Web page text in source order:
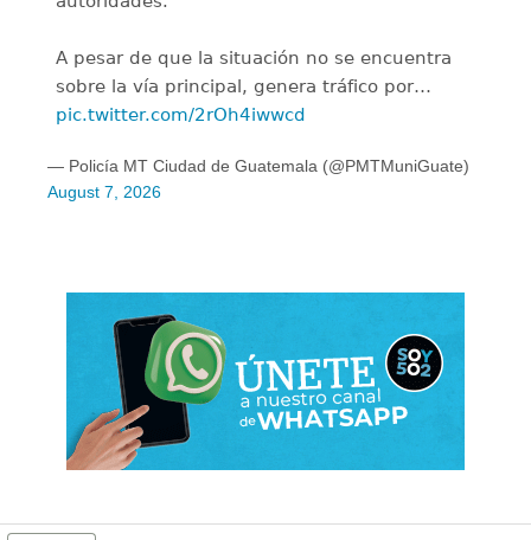
A pesar de que la situación no se encuentra
sobre la vía principal, genera tráfico por…
pic.twitter.com/2rOh4iwwcd
— Policía MT Ciudad de Guatemala (@PMTMuniGuate)
August 7, 2026